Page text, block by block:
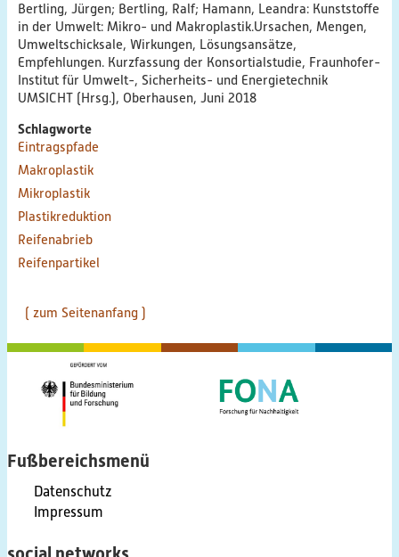
Bertling, Jürgen; Bertling, Ralf; Hamann, Leandra: Kunststoffe
in der Umwelt: Mikro- und Makroplastik.Ursachen, Mengen,
Umweltschicksale, Wirkungen, Lösungsansätze,
Empfehlungen. Kurzfassung der Konsortialstudie, Fraunhofer-
Institut für Umwelt-, Sicherheits- und Energietechnik
UMSICHT (Hrsg.), Oberhausen, Juni 2018
Schlagworte
Eintragspfade
Makroplastik
Mikroplastik
Plastikreduktion
Reifenabrieb
Reifenpartikel
( zum Seitenanfang )
Fußbereichsmenü
Datenschutz
Impressum